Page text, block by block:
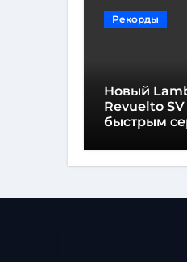
Рекорды
Новый
Revuelto
быстрым